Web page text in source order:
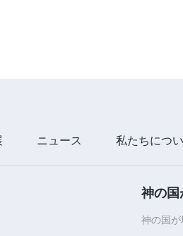
ニュース 私たちにつ
神の国
神の国